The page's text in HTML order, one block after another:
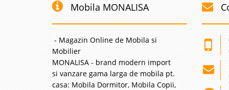
Mobilier
linia moderna a
plina de armonie,
atat Camere de Copii
Mobila MONALISA
- Magazin Online de Mobila si
Mobilier
MONALISA - brand modern import
si vanzare gama larga de mobila pt.
casa: Mobila Dormitor, Mobila Copii,